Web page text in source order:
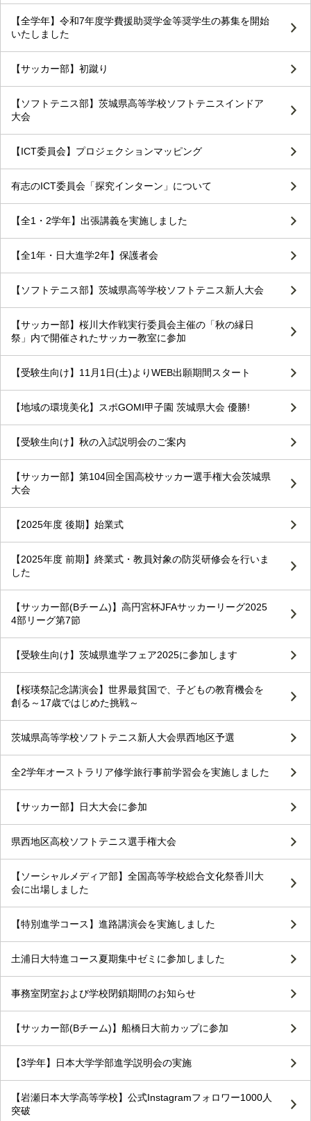
【全学年】令和7年度学費援助奨学金等奨学生の募集を開始
いたしました
【サッカー部】初蹴り
【ソフトテニス部】茨城県高等学校ソフトテニスインドア
大会
【ICT委員会】プロジェクションマッピング
有志のICT委員会「探究インターン」について
【全1・2学年】出張講義を実施しました
【全1年・日大進学2年】保護者会
【ソフトテニス部】茨城県高等学校ソフトテニス新人大会
【サッカー部】桜川大作戦実行委員会主催の「秋の縁日
祭」内で開催されたサッカー教室に参加
【受験生向け】11月1日(土)よりWEB出願期間スタート
【地域の環境美化】スポGOMI甲子園 茨城県大会 優勝!
【受験生向け】秋の入試説明会のご案内
【サッカー部】第104回全国高校サッカー選手権大会茨城県
大会
【2025年度 後期】始業式
【2025年度 前期】終業式・教員対象の防災研修会を行いま
した
【サッカー部(Bチーム)】高円宮杯JFAサッカーリーグ2025
4部リーグ第7節
【受験生向け】茨城県進学フェア2025に参加します
【桜瑛祭記念講演会】世界最貧国で、子どもの教育機会を
創る～17歳ではじめた挑戦～
茨城県高等学校ソフトテニス新人大会県西地区予選
全2学年オーストラリア修学旅行事前学習会を実施しました
【サッカー部】日大大会に参加
県西地区高校ソフトテニス選手権大会
【ソーシャルメディア部】全国高等学校総合文化祭香川大
会に出場しました
【特別進学コース】進路講演会を実施しました
土浦日大特進コース夏期集中ゼミに参加しました
事務室閉室および学校閉鎖期間のお知らせ
【サッカー部(Bチーム)】船橋日大前カップに参加
【3学年】日本大学学部進学説明会の実施
【岩瀬日本大学高等学校】公式Instagramフォロワー1000人
突破